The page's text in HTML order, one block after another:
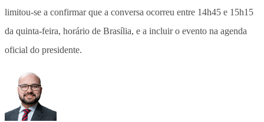
limitou-se a confirmar que a conversa ocorreu entre 14h45 e 15h15
da quinta-feira, horário de Brasília, e a incluir o evento na agenda
oficial do presidente.